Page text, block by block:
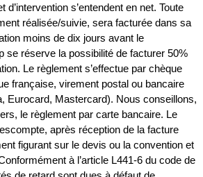
d’intervention s’entendent en net. Toute
réalisée/suivie, sera facturée dans sa
moins de dix jours avant le
se réserve la possibilité de facturer 50%
Le règlement s’effectue par chèque
française, virement postal ou bancaire
Eurocard, Mastercard). Nous conseillons,
le règlement par carte bancaire. Le
après réception de la facture
figurant sur le devis ou la convention et
à l’article L441-6 du code de